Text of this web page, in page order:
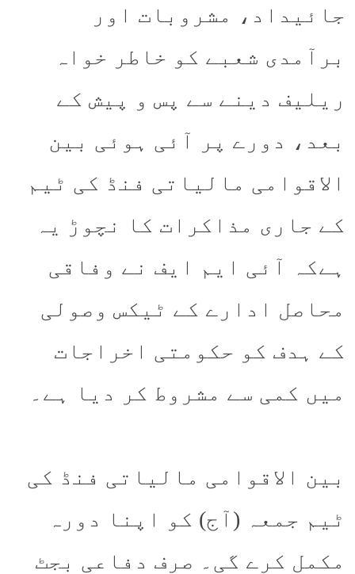
جائیداد، مشروبات اور
برآمدی شعبے کو خاطر خواہ
ریلیف دینے سے پس و پیش کے
بعد، دورے پر آئی ہوئی بین
الاقوامی مالیاتی فنڈ کی ٹیم
کے جاری مذاکرات کا نچوڑ یہ
ہےکہ آئی ایم ایف نے وفاقی
محاصل ادارے کے ٹیکس وصولی
کے ہدف کو حکومتی اخراجات
میں کمی سے مشروط کر دیا ہے۔
بین الاقوامی مالیاتی فنڈ کی
ٹیم جمعہ (آج) کو اپنا دورہ
مکمل کرے گی۔ صرف دفاعی بجٹ